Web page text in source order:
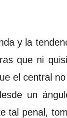
y la
que ni
el central
un
tal penal,